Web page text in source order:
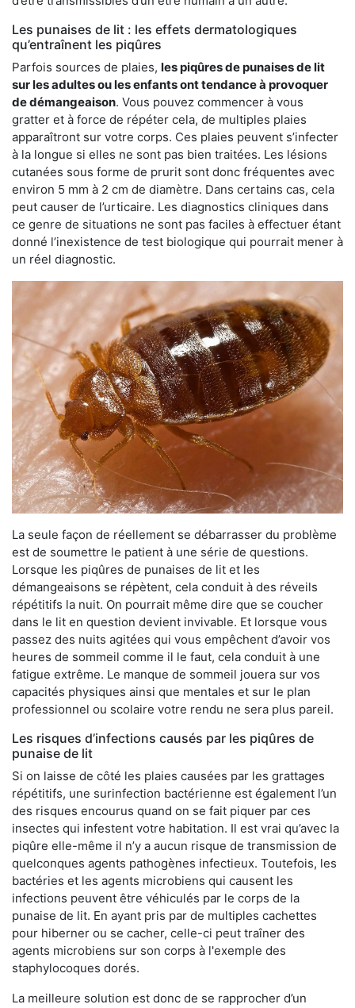
Les punaises de lit : les effets dermatologiques
qu’entraînent les piqûres
Parfois sources de plaies, les piqûres de punaises de lit
sur les adultes ou les enfants ont tendance à provoquer
de démangeaison. Vous pouvez commencer à vous
gratter et à force de répéter cela, de multiples plaies
apparaîtront sur votre corps. Ces plaies peuvent s’infecter
à la longue si elles ne sont pas bien traitées. Les lésions
cutanées sous forme de prurit sont donc fréquentes avec
environ 5 mm à 2 cm de diamètre. Dans certains cas, cela
peut causer de l’urticaire. Les diagnostics cliniques dans
ce genre de situations ne sont pas faciles à effectuer étant
donné l’inexistence de test biologique qui pourrait mener à
un réel diagnostic.
La seule façon de réellement se débarrasser du problème
est de soumettre le patient à une série de questions.
Lorsque les piqûres de punaises de lit et les
démangeaisons se répètent, cela conduit à des réveils
répétitifs la nuit. On pourrait même dire que se coucher
dans le lit en question devient invivable. Et lorsque vous
passez des nuits agitées qui vous empêchent d’avoir vos
heures de sommeil comme il le faut, cela conduit à une
fatigue extrême. Le manque de sommeil jouera sur vos
capacités physiques ainsi que mentales et sur le plan
professionnel ou scolaire votre rendu ne sera plus pareil.
Les risques d’infections causés par les piqûres de
punaise de lit
Si on laisse de côté les plaies causées par les grattages
répétitifs, une surinfection bactérienne est également l’un
des risques encourus quand on se fait piquer par ces
insectes qui infestent votre habitation. Il est vrai qu’avec la
piqûre elle-même il n’y a aucun risque de transmission de
quelconques agents pathogènes infectieux. Toutefois, les
bactéries et les agents microbiens qui causent les
infections peuvent être véhiculés par le corps de la
punaise de lit. En ayant pris par de multiples cachettes
pour hiberner ou se cacher, celle-ci peut traîner des
agents microbiens sur son corps à l'exemple des
staphylocoques dorés.
La meilleure solution est donc de se rapprocher d’un